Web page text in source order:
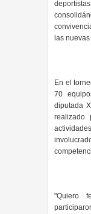
las
En el
70
diputada
realizado
"Quiero